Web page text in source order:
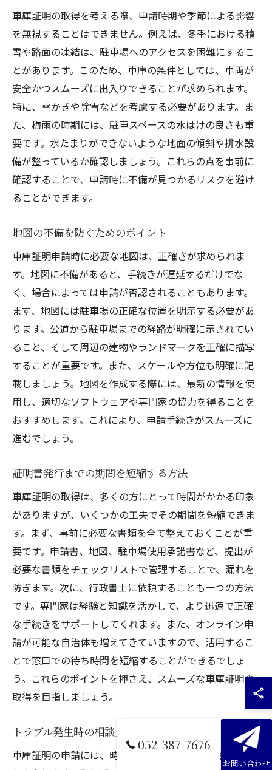
車庫証明の取得を考える際、申請時期や季節による影響
を無視することはできません。例えば、冬季における積
雪や路面の凍結は、駐車場へのアクセスを困難にするこ
とがあります。このため、車庫の条件としては、車両が
安全かつスムーズに出入りできることが求められます。
特に、雪かきや除雪などを考慮する必要があります。ま
た、梅雨の時期には、駐車スペースの水はけの良さも重
要です。水たまりができないような地面の傾斜や排水設
備が整っているか確認しましょう。これらの点を事前に
確認することで、申請時に不備が見つかるリスクを避け
ることができます。
地図の不備を防ぐためのポイント
車庫証明申請時に必要な地図は、正確さが求められま
す。地図に不備があると、手続きが遅延するだけでな
く、場合によっては申請が否認されることもあります。
まず、地図には駐車場の正確な位置を明示する必要があ
ります。公道から駐車場までの経路が明確に示されてい
ること、そして周辺の建物やランドマークを正確に描写
することが重要です。また、スケールや方位も明確に記
載しましょう。地図を作成する際には、最新の情報を使
用し、適切なソフトウェアや専門家の協力を得ることを
おすすめします。これにより、申請手続きがスムーズに
進むでしょう。
証明書発行までの期間を短縮する方法
車庫証明の取得は、多くの方にとって時間がかかる印象
がありますが、いくつかの工夫でその期間を短縮できま
す。まず、事前に必要な書類を全て整えておくことが重
要です。申請書、地図、駐車場使用承諾書など、提出が
必要な書類をチェックリストで管理することで、漏れを
防ぎます。次に、行政書士に依頼することも一つの方法
です。専門家は経験と知識を活かして、より迅速で正確
な手続きをサポートしてくれます。また、オンライン申
請が可能な自治体も増えてきていますので、活用するこ
とで窓口での待ち時間を短縮することができるでしょ
う。これらのポイントを押さえ、スムーズな車庫証明の
取得を目指しましょう。
トラブル発生時の相談先と対策法
車庫証明の申請には、時に思わぬトラブルが発生するこ
052-387-7676
お問い合わせ